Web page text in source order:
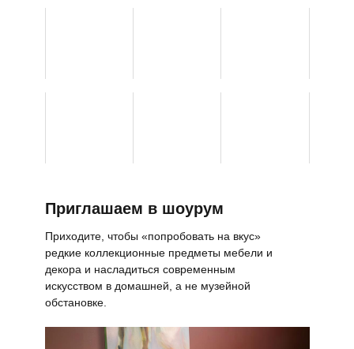
Приглашаем в шоурум
Приходите, чтобы «попробовать на вкус»
редкие коллекционные предметы мебели и
декора и насладиться современным
искусством в домашней, а не музейной
обстановке.